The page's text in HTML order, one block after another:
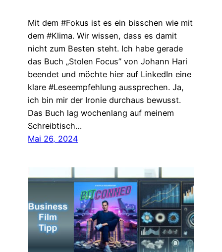
Mit dem #Fokus ist es ein bisschen wie mit
dem #Klima. Wir wissen, dass es damit
nicht zum Besten steht. Ich habe gerade
das Buch „Stolen Focus” von Johann Hari
beendet und möchte hier auf LinkedIn eine
klare #Leseempfehlung aussprechen. Ja,
ich bin mir der Ironie durchaus bewusst.
Das Buch lag wochenlang auf meinem
Schreibtisch…
Mai 26, 2024